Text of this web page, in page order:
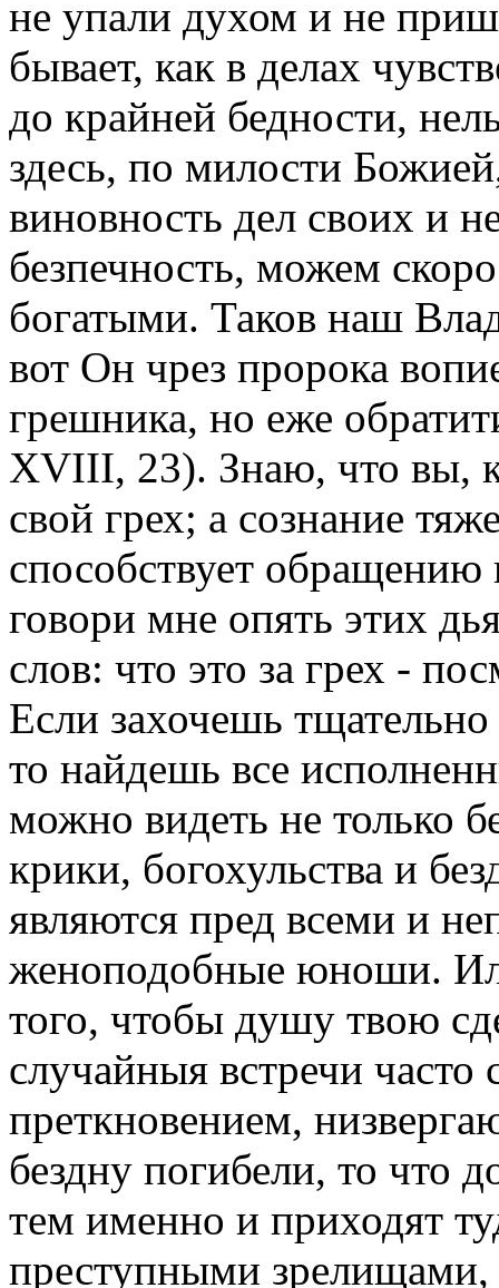
не упали духом и не
бывает, как в делах
до крайней бедности,
здесь, по милости
виновность дел своих и
безпечность, можем
богатыми. Таков наш
вот Он чрез пророка
грешника, но еже
XVIII, 23). Знаю, что вы,
свой грех; а сознание
способствует обращению
говори мне опять этих
слов: что это за грех -
Если захочешь
то найдешь все
можно видеть не только
крики, богохульства и
являются пред всеми и
женоподобные юноши.
того, чтобы душу твою
случайныя встречи часто
преткновением,
бездну погибели, то что
тем именно и приходят
преступными зрелищами,